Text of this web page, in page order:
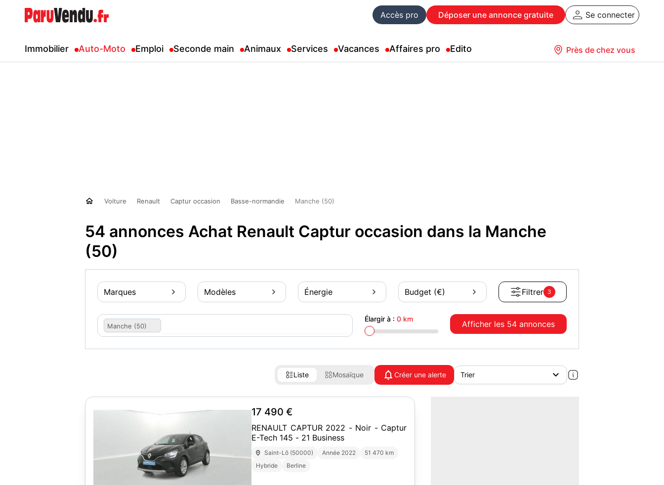
Accès pro Déposer une annonce gratuite Se connecter
Immobilier Auto-Moto Emploi Seconde main Animaux Services Vacances Affaires pro Edito Près de chez vous
Voiture Renault Captur occasion Basse-normandie Manche (50)
54 annonces Achat Renault Captur occasion dans la Manche
(50)
Marques Modèles Énergie Budget (€) Filtrer 3
Manche (50)
Élargir à :0 km
Afficher les 54 annonces
Liste Mosaïque Créer une alerte
17 490 €
RENAULT CAPTUR 2022 - Noir - Captur
E-Tech 145 - 21 Business
Saint-Lô (50000) Année 2022
51 470 km
Hybride
Berline